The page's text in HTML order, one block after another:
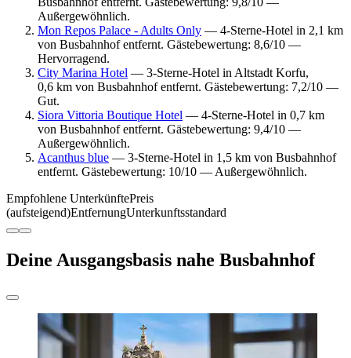
Außergewöhnlich.
Mon Repos Palace - Adults Only — 4-Sterne-Hotel in 2,1 km
von Busbahnhof entfernt. Gästebewertung: 8,6/10 —
Hervorragend.
City Marina Hotel — 3-Sterne-Hotel in Altstadt Korfu,
0,6 km von Busbahnhof entfernt. Gästebewertung: 7,2/10 —
Gut.
Siora Vittoria Boutique Hotel — 4-Sterne-Hotel in 0,7 km
von Busbahnhof entfernt. Gästebewertung: 9,4/10 —
Außergewöhnlich.
Acanthus blue — 3-Sterne-Hotel in 1,5 km von Busbahnhof
entfernt. Gästebewertung: 10/10 — Außergewöhnlich.
Empfohlene UnterkünftePreis
(aufsteigend)EntfernungUnterkunftsstandard
Deine Ausgangsbasis nahe Busbahnhof